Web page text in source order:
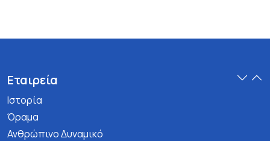
Εταιρεία
Ιστορία
Όραμα
Ανθρώπινο Δυναμικό